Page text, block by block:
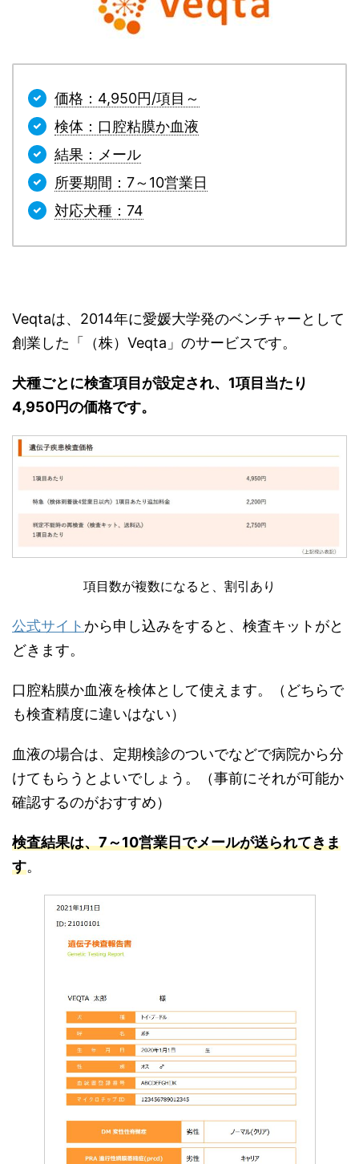
価格：4,950円/項目～
検体：口腔粘膜か血液
結果：メール
所要期間：7～10営業日
対応犬種：74
Veqtaは、2014年に愛媛大学発のベンチャーとして
創業した「（株）Veqta」のサービスです。
犬種ごとに検査項目が設定され、1項目当たり
4,950円の価格です。
項目数が複数になると、割引あり
公式サイトから申し込みをすると、検査キットがと
どきます。
口腔粘膜か血液を検体として使えます。（どちらで
も検査精度に違いはない）
血液の場合は、定期検診のついでなどで病院から分
けてもらうとよいでしょう。（事前にそれが可能か
確認するのがおすすめ）
検査結果は、7～10営業日でメールが送られてきま
す。